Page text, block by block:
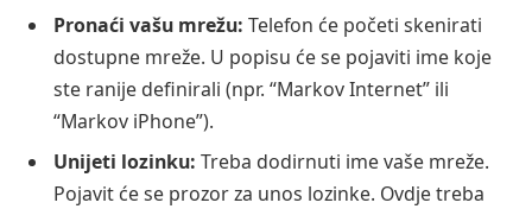
Pronaći vašu mrežu: Telefon će početi skenirati
dostupne mreže. U popisu će se pojaviti ime koje
ste ranije definirali (npr. “Markov Internet” ili
“Markov iPhone”).
Unijeti lozinku: Treba dodirnuti ime vaše mreže.
Pojavit će se prozor za unos lozinke. Ovdje treba